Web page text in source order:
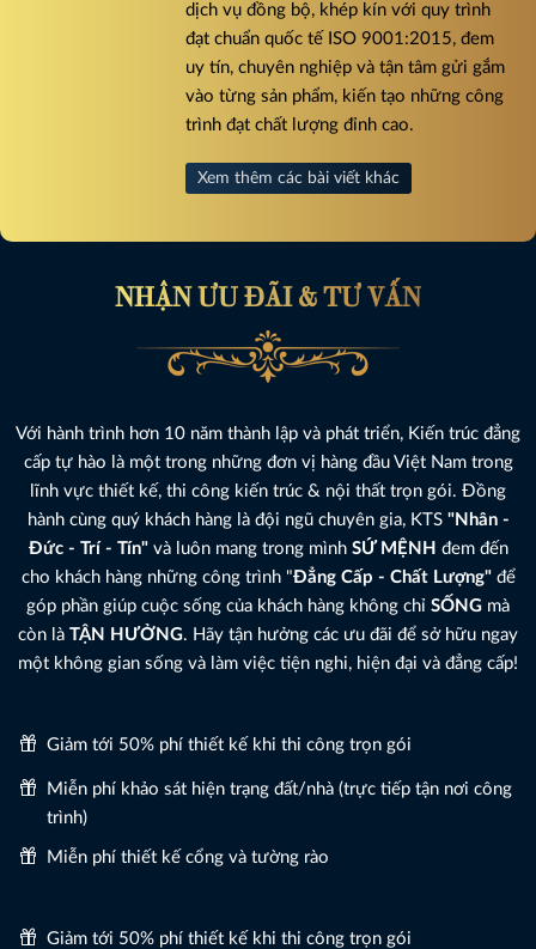
dịch vụ đồng bộ, khép kín với quy trình
đạt chuẩn quốc tế ISO 9001:2015, đem
uy tín, chuyên nghiệp và tận tâm gửi gắm
vào từng sản phẩm, kiến tạo những công
trình đạt chất lượng đỉnh cao.
Xem thêm các bài viết khác
NHẬN ƯU ĐÃI & TƯ VẤN
Với hành trình hơn 10 năm thành lập và phát triển, Kiến trúc đẳng
cấp tự hào là một trong những đơn vị hàng đầu Việt Nam trong
lĩnh vực thiết kế, thi công kiến trúc & nội thất trọn gói. Đồng
hành cùng quý khách hàng là đội ngũ chuyên gia, KTS "Nhân -
Đức - Trí - Tín"và luôn mang trong mình SỨ MỆNH đem đến
cho khách hàng những công trình "Đẳng Cấp - Chất Lượng"để
góp phần giúp cuộc sống của khách hàng không chỉ SỐNG mà
còn là TẬN HƯỞNG. Hãy tận hưởng các ưu đãi để sở hữu ngay
một không gian sống và làm việc tiện nghi, hiện đại và đẳng cấp!
Giảm tới 50% phí thiết kế khi thi công trọn gói
Miễn phí khảo sát hiện trạng đất/nhà (trực tiếp tận nơi công
trình)
Miễn phí thiết kế cổng và tường rào
Giảm tới 50% phí thiết kế khi thi công trọn gói